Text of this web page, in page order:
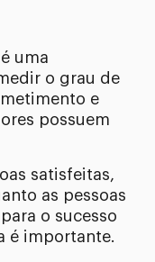
é uma
o grau de
e
possuem
satisfeitas,
as pessoas
o sucesso
é importante.